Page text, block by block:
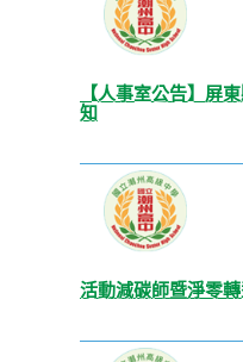
【人事室公告】屏
知
活動減碳師暨淨零